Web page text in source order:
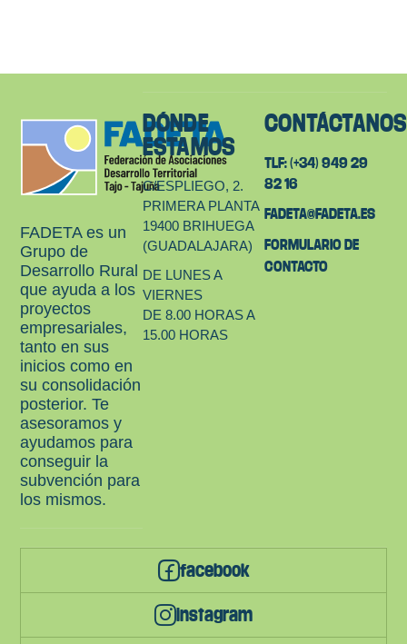
FADETA es un
Grupo de
Desarrollo Rural
que ayuda a los
proyectos
empresariales,
tanto en sus
inicios como en
su consolidación
posterior. Te
asesoramos y
ayudamos para
conseguir la
subvención para
los mismos.
DÓNDE
ESTAMOS
C/ESPLIEGO, 2.
PRIMERA PLANTA
19400 BRIHUEGA
(GUADALAJARA)
DE LUNES A
VIERNES
DE 8.00 HORAS A
15.00 HORAS
CONTÁCTANOS
TLF: (+34) 949 29
82 16
FADETA@FADETA.ES
FORMULARIO DE
CONTACTO
facebook
instagram